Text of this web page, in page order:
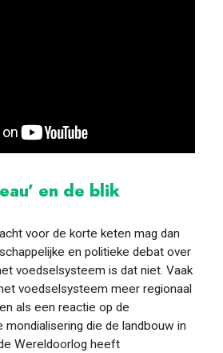
en de blik
voor de korte keten mag dan
en politieke debat over
voedselsysteem is dat niet. Vaak
voedselsysteem meer regionaal
als een reactie op de
mondialisering die de landbouw in
Wereldoorlog heeft